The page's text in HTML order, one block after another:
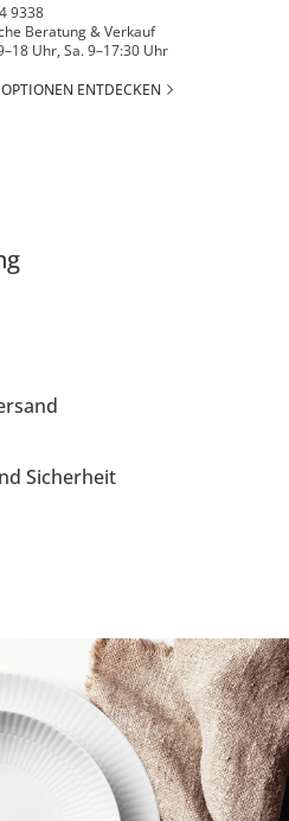
9338
Beratung & Verkauf
Uhr, Sa. 9–17:30 Uhr
ENTDECKEN
Sicherheit